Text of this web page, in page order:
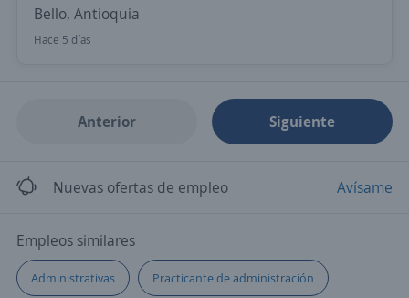
Bello, Antioquia
Hace 5 días
Anterior Siguiente
Nuevas ofertas de empleo Avísame
Empleos similares
Administrativas Practicante de administración